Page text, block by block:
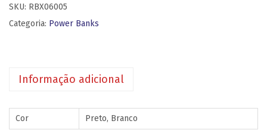
SKU: RBX06005
Categoria: Power Banks
Informação adicional
Cor Preto, Branco